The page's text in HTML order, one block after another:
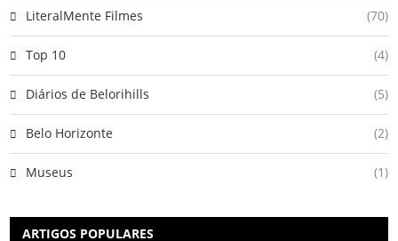
LiteralMente Filmes (70)
Top 10 (4)
Diários de Belorihills (5)
Belo Horizonte (2)
Museus (1)
ARTIGOS POPULARES